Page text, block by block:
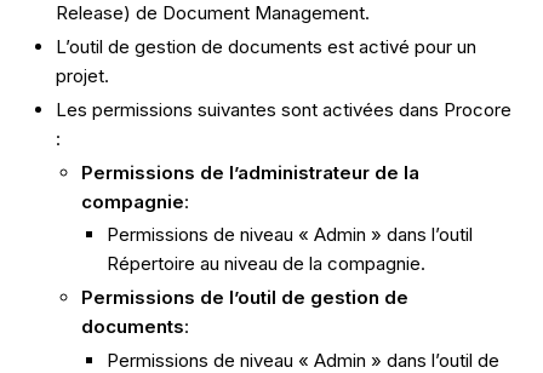
Release) de Document Management.
L’outil de gestion de documents est activé pour un
projet.
Les permissions suivantes sont activées dans Procore
:
Permissions de l’administrateur de la
compagnie:
Permissions de niveau « Admin » dans l’outil
Répertoire au niveau de la compagnie.
Permissions de l’outil de gestion de
documents:
Permissions de niveau « Admin » dans l’outil de